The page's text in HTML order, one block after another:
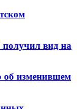
вид на
изменившем